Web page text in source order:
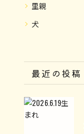
里親
犬
最近の投稿